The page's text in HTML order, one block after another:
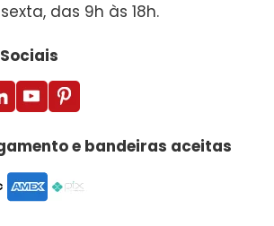
das 9h às 18h.
e bandeiras aceitas